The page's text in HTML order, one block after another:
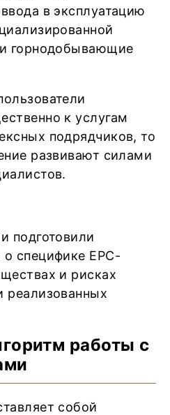
в эксплуатацию
горнодобывающие
к услугам
подрядчиков, то
развивают силами
подготовили
специфике EPC-
и рисках
реализованных
работы с
собой